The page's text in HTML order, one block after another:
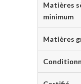
Matières
minimum
Matières